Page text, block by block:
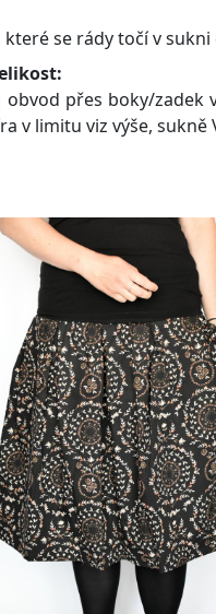
které se rády točí v
obvod přes boky/zadek
v limitu viz výše, sukně